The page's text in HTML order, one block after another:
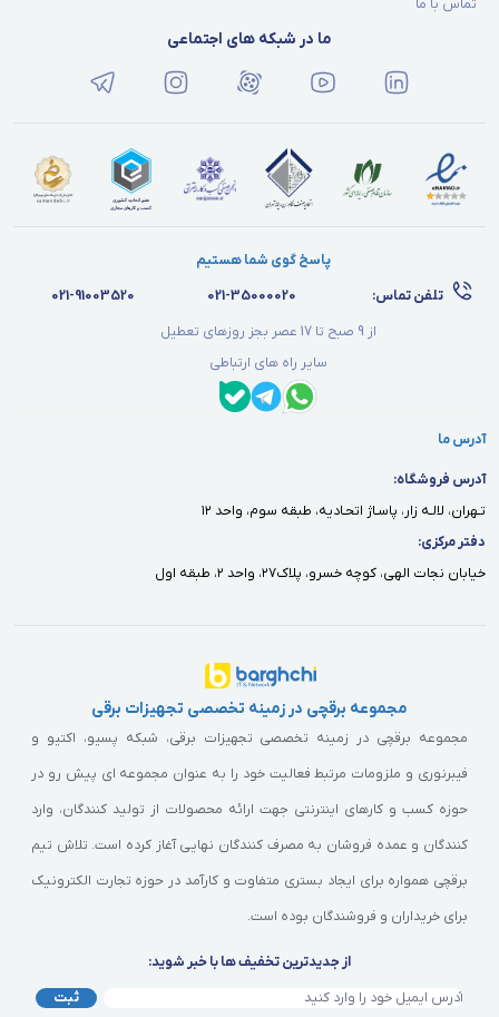
تماس با ما
ما در شبکه های اجتماعی
پاسخ گوی شما هستیم
تلفن تماس:
021-35000020
021-91003520
از 9 صبح تا 17 عصر بجز روزهای تعطیل
سایر راه های ارتباطی
آدرس ما
آدرس فروشگاه:
تـهران، لالـه زار، پاسـاژ اتحـاديه، طبقه سوم، واحد ١٢
دفتر مركزى:
خيابان نجات الهى، كوچه خسرو، پلاك٢٧، واحد ٢، طبقه اول
مجموعه برقچی در زمینه تخصصی تجهیزات برقی
مجموعه برقچی در زمینه تخصصی تجهیزات برقی، شبکه پسیو، اکتیو و
فیبرنوری و ملزومات مرتبط فعالیت خود را به عنوان مجموعه ای پیش رو در
حوزه کسب و کارهای اینترنتی جهت ارائه محصولات از تولید کنندگان، وارد
کنندگان و عمده فروشان به مصرف کنندگان نهایی آغاز کرده است. تلاش تیم
برقچی همواره برای ایجاد بستری متفاوت و کارآمد در حوزه تجارت الکترونیک
برای خریداران و فروشندگان بوده است.
از جدیدترین تخفیف ها با خبر شوید:
ثبت